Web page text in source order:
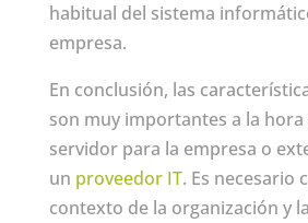
habitual del sistema
empresa.
En conclusión, las
son muy importantes a la hora
servidor para la empresa o
un proveedor IT. Es necesario
contexto de la organización y